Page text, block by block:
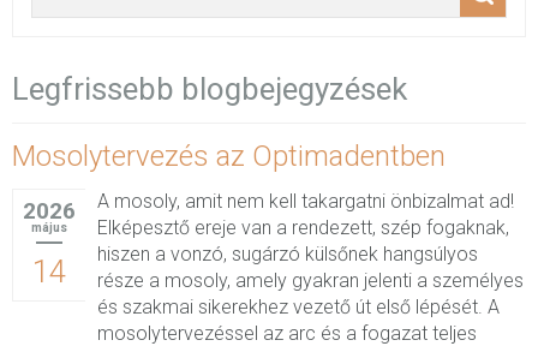
Legfrissebb blogbejegyzések
Mosolytervezés az Optimadentben
2026
május
14
A mosoly, amit nem kell takargatni önbizalmat ad!
Elképesztő ereje van a rendezett, szép fogaknak,
hiszen a vonzó, sugárzó külsőnek hangsúlyos
része a mosoly, amely gyakran jelenti a személyes
és szakmai sikerekhez vezető út első lépését. A
mosolytervezéssel az arc és a fogazat teljes